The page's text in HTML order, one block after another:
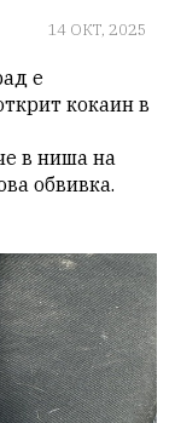
14 ОКТ, 2025
е
кокаин в
в ниша на
обвивка.